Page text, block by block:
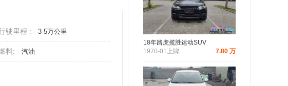
驶里程 : 3-5万公里
料: 汽油
18年路虎揽胜运动SUV
1970-01上牌
7.80 万